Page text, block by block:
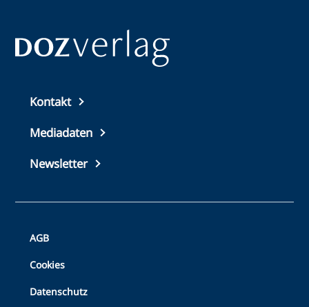
Top
footer
Kontakt
Mediadaten
Newsletter
Bottom
Footer
AGB
Cookies
Datenschutz